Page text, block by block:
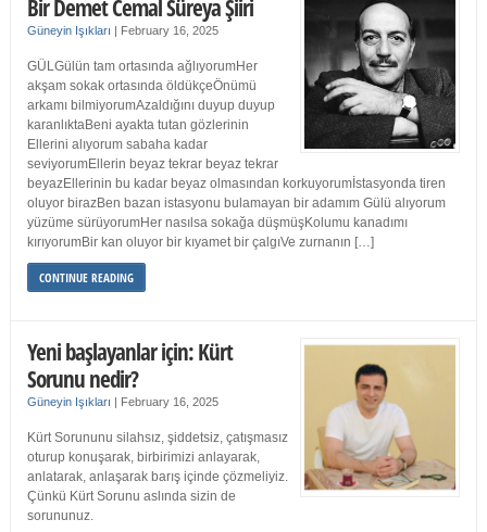
Bir Demet Cemal Süreya Şiiri
Güneyin Işıkları | February 16, 2025
GÜLGülün tam ortasında ağlıyorumHer
akşam sokak ortasında öldükçeÖnümü
arkamı bilmiyorumAzaldığını duyup duyup
karanlıktaBeni ayakta tutan gözlerinin
Ellerini alıyorum sabaha kadar
seviyorumEllerin beyaz tekrar beyaz tekrar
beyazEllerinin bu kadar beyaz olmasından korkuyorumİstasyonda tiren
oluyor birazBen bazan istasyonu bulamayan bir adamım Gülü alıyorum
yüzüme sürüyorumHer nasılsa sokağa düşmüşKolumu kanadımı
kırıyorumBir kan oluyor bir kıyamet bir çalgıVe zurnanın […]
CONTINUE READING
Yeni başlayanlar için: Kürt
Sorunu nedir?
Güneyin Işıkları | February 16, 2025
Kürt Sorununu silahsız, şiddetsiz, çatışmasız
oturup konuşarak, birbirimizi anlayarak,
anlatarak, anlaşarak barış içinde çözmeliyiz.
Çünkü Kürt Sorunu aslında sizin de
sorununuz.